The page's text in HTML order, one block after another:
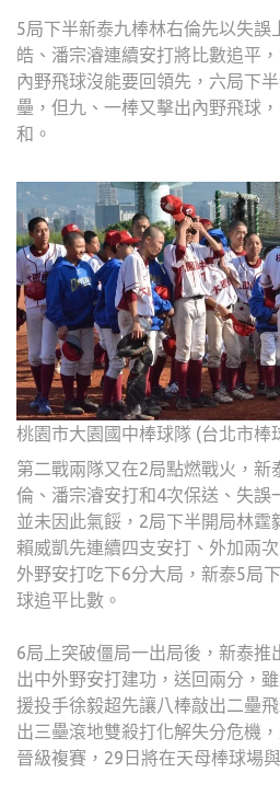
5局下半新泰九棒林右倫先以失誤
皓、潘宗濬連續安打將比數追平
內野飛球沒能要回領先，六局下
壘，但九、一棒又擊出內野飛球
和。
桃園市大園國中棒球隊 (台北市棒
第二戰兩隊又在2局點燃戰火，新
倫、潘宗濬安打和4次保送、失誤
並未因此氣餒，2局下半開局林霆
賴威凱先連續四支安打、外加兩
外野安打吃下6分大局，新泰5局
球追平比數。
6局上突破僵局一出局後，新泰推
出中外野安打建功，送回兩分，
援投手徐毅超先讓八棒敲出二壘
出三壘滾地雙殺打化解失分危機
晉級複賽，29日將在天母棒球場